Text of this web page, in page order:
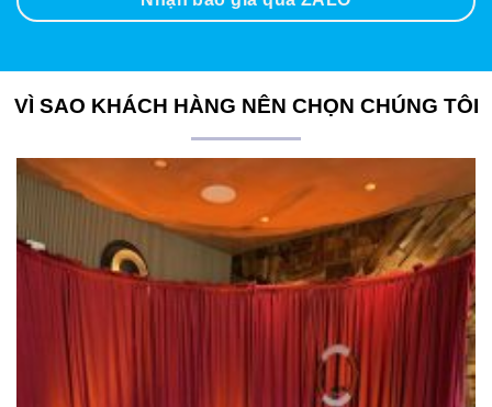
VÌ SAO KHÁCH HÀNG NÊN CHỌN CHÚNG TÔI